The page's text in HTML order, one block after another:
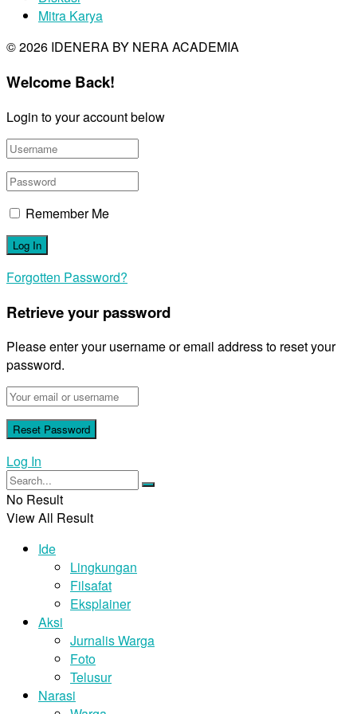
Mitra Karya
© 2026 IDENERA BY NERA ACADEMIA
Welcome Back!
Login to your account below
Remember Me
Forgotten Password?
Retrieve your password
Please enter your username or email address to reset your
password.
Log In
No Result
View All Result
Ide
Lingkungan
Filsafat
Eksplainer
Aksi
Jurnalis Warga
Foto
Telusur
Narasi